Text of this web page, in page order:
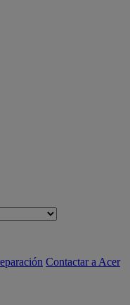
Contactar a Acer